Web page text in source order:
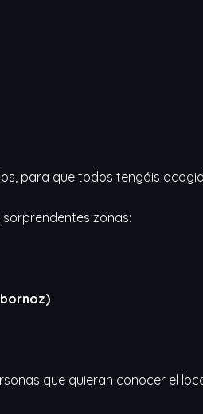
para que todos tengáis
zonas:
que quieran conocer el